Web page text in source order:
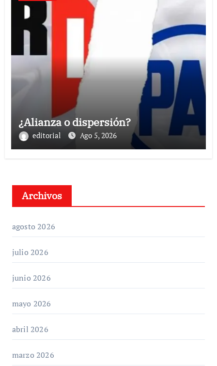
¿Alianza o dispersión?
editorial Ago 5, 2026
Archivos
agosto 2026
julio 2026
junio 2026
mayo 2026
abril 2026
marzo 2026